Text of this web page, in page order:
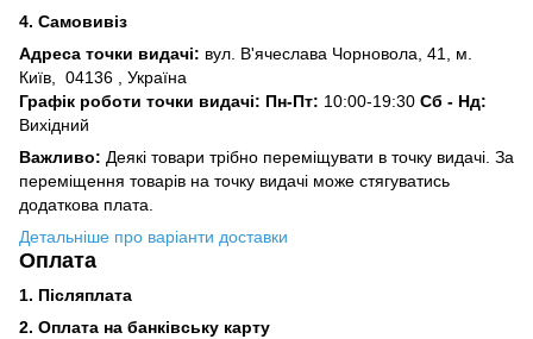
4. Самовивіз
Адреса точки видачі: вул. В'ячеслава Чорновола, 41, м.
Київ,
04136 , Україна
Графік роботи точки видачі: Пн-Пт: 10:00-19:30 Сб - Нд:
Вихідний
Важливо: Деякі товари трібно переміщувати в точку видачі. За
переміщення товарів на точку видачі може стягуватись
додаткова плата.
Детальніше про варіанти доставки
Оплата
1. Післяплата
2. Оплата на банківську карту